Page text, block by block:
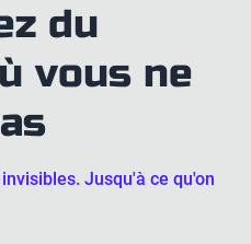
du
vous ne
Jusqu'à ce qu'on